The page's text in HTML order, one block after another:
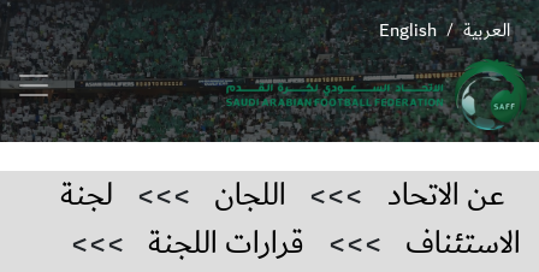
English / العربية
عن الاتحاد >>> اللجان >>> لجنة
الاستئناف >>> قرارات اللجنة >>>